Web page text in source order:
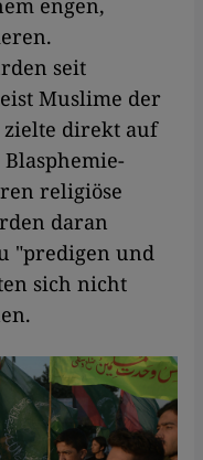
engen,
seit
Muslime der
zielte direkt auf
religiöse
daran
"predigen und
sich nicht